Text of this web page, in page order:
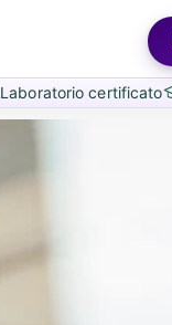
Laboratorio certificato